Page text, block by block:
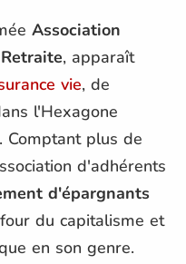
Association
, apparaît
vie, de
l'Hexagone
Comptant plus de
d'adhérents
d'épargnants
du capitalisme et
en son genre.